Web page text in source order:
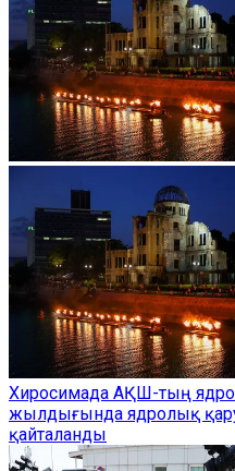
Хиросимада АҚШ-тың
жылдығында ядролық
қайталанды